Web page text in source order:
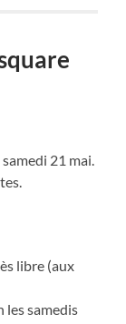
21 mai.
libre (aux
les samedis